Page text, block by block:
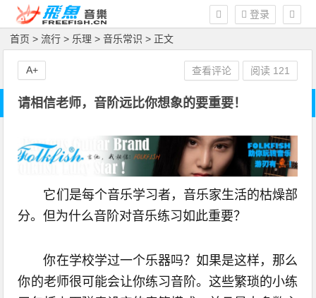
登录
首页 >流行 > 乐理 >音乐常识 > 正文
请相信老师，音阶远比你想象的要重要！
它们是每个音乐学习者，音乐家生活的枯燥部
分。但为什么音阶对音乐练习如此重要？
你在学校学过一个乐器吗？如果是这样，那么
你的老师很可能会让你练习音阶。这些繁琐的小练
查看评论 阅读 121
A+